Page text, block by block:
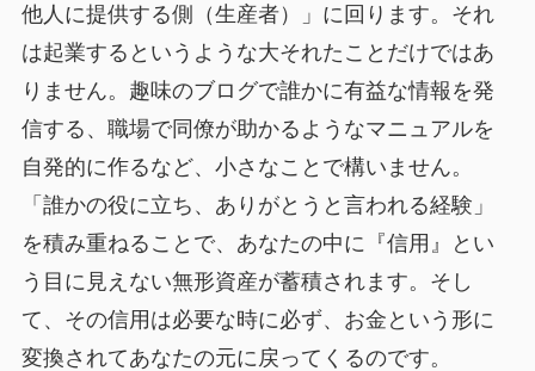
他人に提供する側（生産者）」に回ります。それ
は起業するというような大それたことだけではあ
りません。趣味のブログで誰かに有益な情報を発
信する、職場で同僚が助かるようなマニュアルを
自発的に作るなど、小さなことで構いません。
「誰かの役に立ち、ありがとうと言われる経験」
を積み重ねることで、あなたの中に『信用』とい
う目に見えない無形資産が蓄積されます。そし
て、その信用は必要な時に必ず、お金という形に
変換されてあなたの元に戻ってくるのです。